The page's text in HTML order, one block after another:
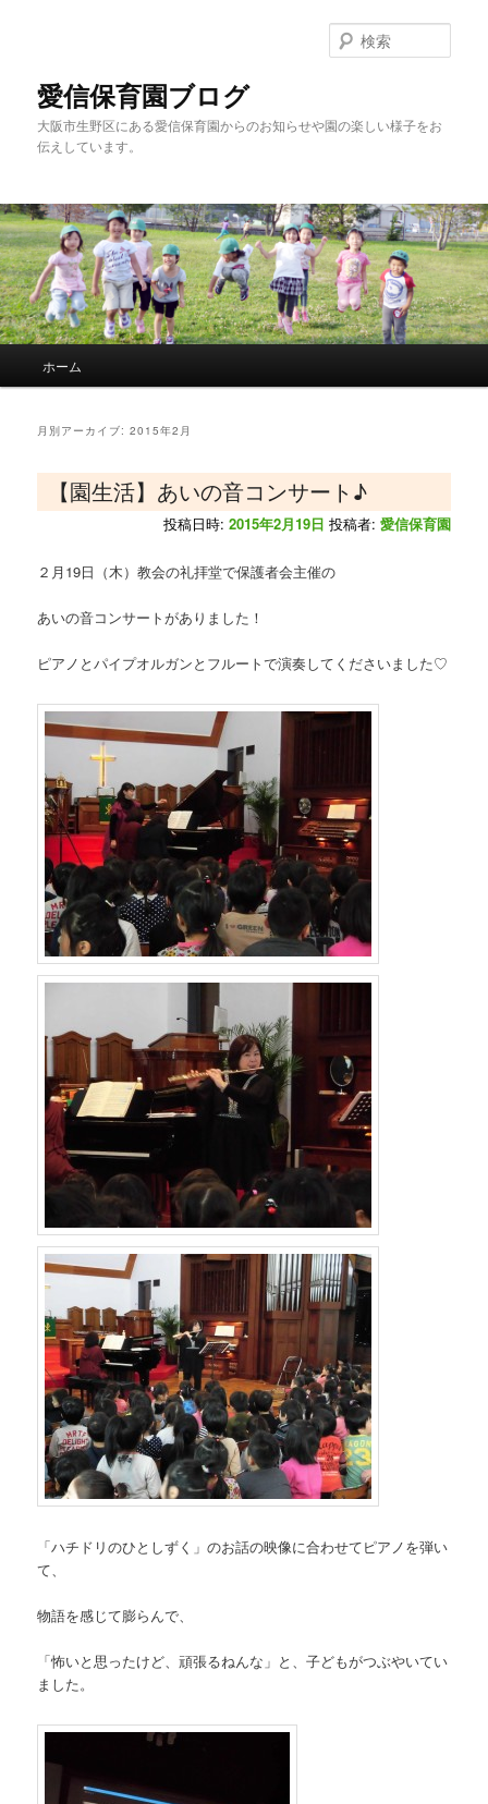
愛信保育園ブログ
大阪市生野区にある愛信保育園からのお知らせや園の楽しい様子をお
伝えしています。
索
メインコンテンツへ移動
サブコンテンツへ移動
ホーム
月別アーカイブ:2015年2月
【園生活】あいの音コンサート♪
投稿日時: 2015年2月19日 投稿者: 愛信保育園
２月19日（木）教会の礼拝堂で保護者会主催の
あいの音コンサートがありました！
ピアノとパイプオルガンとフルートで演奏してくださいました♡
「ハチドリのひとしずく」のお話の映像に合わせてピアノを弾い
て、
物語を感じて膨らんで、
「怖いと思ったけど、頑張るねんな」と、子どもがつぶやいてい
ました。